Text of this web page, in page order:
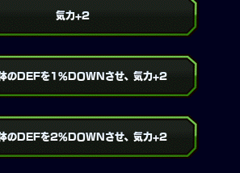
気力+2
のDEFを1%DOWNさせ、気力+2
のDEFを2%DOWNさせ、気力+2